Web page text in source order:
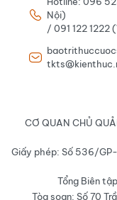
Nội)
/ 091 122 1222
CƠ QUAN CHỦ
Giấy phép: Số 536/
Tổng Biên
Tòa soạn: Số 70